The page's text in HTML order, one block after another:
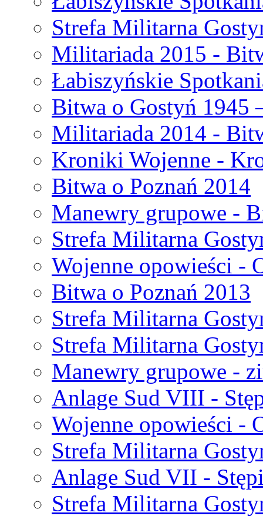
Strefa Militarna
Militariada 2015 -
Łabiszyńskie
Bitwa o Gostyń 1945
Militariada 2014 -
Kroniki Wojenne -
Bitwa o Poznań 2014
Manewry grupowe -
Strefa Militarna
Wojenne opowieści -
Bitwa o Poznań 2013
Strefa Militarna
Strefa Militarna
Manewry grupowe -
Anlage Sud VIII -
Wojenne opowieści -
Strefa Militarna
Anlage Sud VII -
Strefa Militarna